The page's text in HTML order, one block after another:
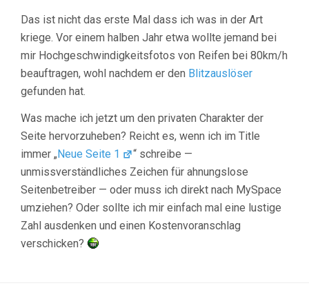
Das ist nicht das erste Mal dass ich was in der Art
kriege. Vor einem halben Jahr etwa wollte jemand bei
mir Hochgeschwindigkeitsfotos von Reifen bei 80km/h
beauftragen, wohl nachdem er den Blitzauslöser
gefunden hat.
Was mache ich jetzt um den privaten Charakter der
Seite hervorzuheben? Reicht es, wenn ich im Title
immer „Neue Seite 1
“ schreibe —
unmissverständliches Zeichen für ahnungslose
Seitenbetreiber — oder muss ich direkt nach MySpace
umziehen? Oder sollte ich mir einfach mal eine lustige
Zahl ausdenken und einen Kostenvoranschlag
verschicken?